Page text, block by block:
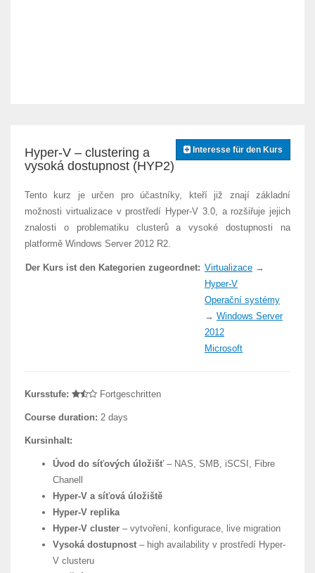
Interesse für den Kurs
Hyper-V – clustering a
vysoká dostupnost (HYP2)
Tento kurz je určen pro účastníky, kteří již znají základní
možnosti virtualizace v prostředí Hyper-V 3.0, a rozšiřuje jejich
znalosti o problematiku clusterů a vysoké dostupnosti na
platformě Windows Server 2012 R2.
Der Kurs ist den Kategorien zugeordnet: Virtualizace →
Hyper-V
Operační systémy
→ Windows Server
2012
Microsoft
Kursstufe: Fortgeschritten
Course duration: 2 days
Kursinhalt:
Úvod do síťových úložišť– NAS, SMB, iSCSI, Fibre
Chanell
Hyper-V a síťová úložiště
Hyper-V replika
Hyper-V cluster – vytvoření, konfigurace, live migration
Vysoká dostupnost – high availability v prostředí Hyper-
V clusteru